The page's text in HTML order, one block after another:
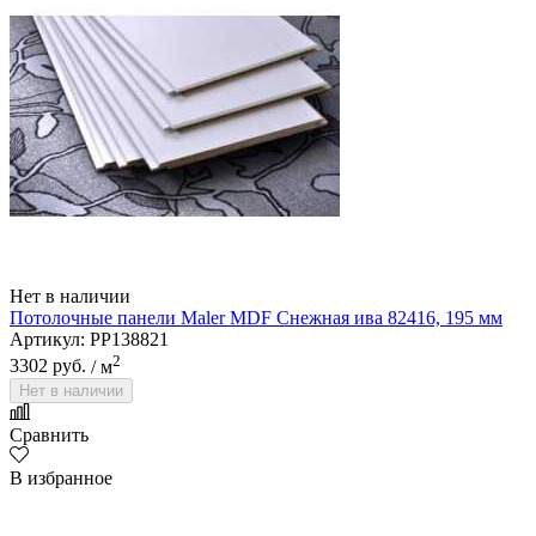
Alta Step
Нет в наличии
Потолочные панели Maler MDF Снежная ива 82416, 195 мм
Артикул: PP138821
3302 руб. / м2
Нет в наличии
Сравнить
В избранное